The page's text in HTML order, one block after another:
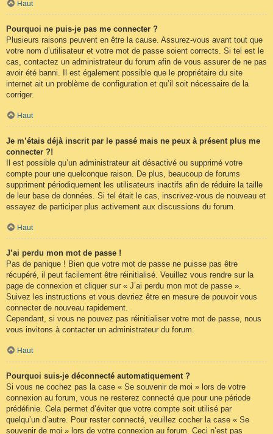
Haut
Pourquoi ne puis-je pas me connecter ?
Plusieurs raisons peuvent en être la cause. Assurez-vous avant tout que
votre nom d’utilisateur et votre mot de passe soient corrects. Si tel est le
cas, contactez un administrateur du forum afin de vous assurer de ne pas
avoir été banni. Il est également possible que le propriétaire du site
internet ait un problème de configuration et qu’il soit nécessaire de la
corriger.
Haut
Je m’étais déjà inscrit par le passé mais ne peux à présent plus me
connecter ?!
Il est possible qu’un administrateur ait désactivé ou supprimé votre
compte pour une quelconque raison. De plus, beaucoup de forums
suppriment périodiquement les utilisateurs inactifs afin de réduire la taille
de leur base de données. Si tel était le cas, inscrivez-vous de nouveau et
essayez de participer plus activement aux discussions du forum.
Haut
J’ai perdu mon mot de passe !
Pas de panique ! Bien que votre mot de passe ne puisse pas être
récupéré, il peut facilement être réinitialisé. Veuillez vous rendre sur la
page de connexion et cliquer sur « J’ai perdu mon mot de passe ».
Suivez les instructions et vous devriez être en mesure de pouvoir vous
connecter de nouveau rapidement.
Cependant, si vous ne pouvez pas réinitialiser votre mot de passe, nous
vous invitons à contacter un administrateur du forum.
Haut
Pourquoi suis-je déconnecté automatiquement ?
Si vous ne cochez pas la case « Se souvenir de moi » lors de votre
connexion au forum, vous ne resterez connecté que pour une période
prédéfinie. Cela permet d’éviter que votre compte soit utilisé par
quelqu’un d’autre. Pour rester connecté, veuillez cocher la case « Se
souvenir de moi » lors de votre connexion au forum. Ceci n’est pas